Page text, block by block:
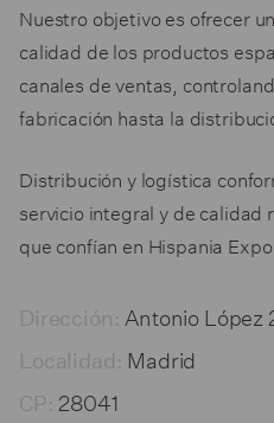
Nuestro objetivo es ofrecer
calidad de los productos
canales de ventas,
fabricación hasta la
Distribución y logística
servicio integral y de calidad
que confían en Hispania
Dirección: Antonio López
Localidad: Madrid
CP: 28041